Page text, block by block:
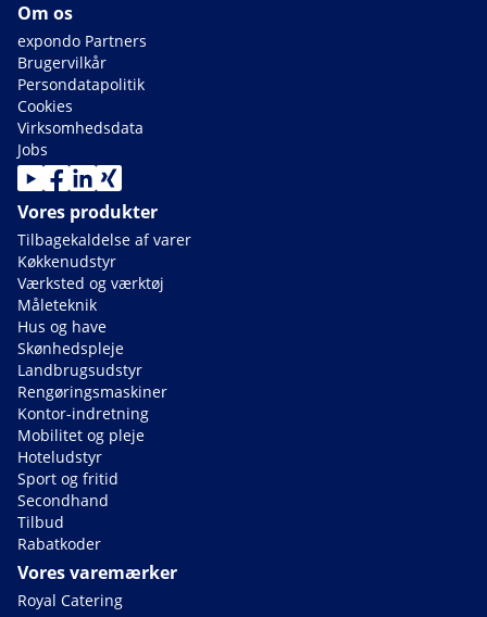
Om os
expondo Partners
Brugervilkår
Persondatapolitik
Cookies
Virksomhedsdata
Jobs
Vores produkter
Tilbagekaldelse af varer
Køkkenudstyr
Værksted og værktøj
Måleteknik
Hus og have
Skønhedspleje
Landbrugsudstyr
Rengøringsmaskiner
Kontor-indretning
Mobilitet og pleje
Hoteludstyr
Sport og fritid
Secondhand
Tilbud
Rabatkoder
Vores varemærker
Royal Catering